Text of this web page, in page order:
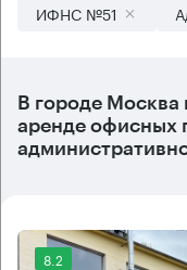
ИФНС №51
В городе Москва
аренде офисных
8.2